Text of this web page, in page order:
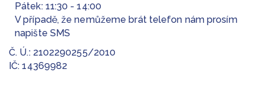
Pátek: 11:30 - 14:00
V případě, že nemůžeme brát telefon nám prosím
napište SMS
Č. Ú.: 2102290255/2010
IČ: 14369982